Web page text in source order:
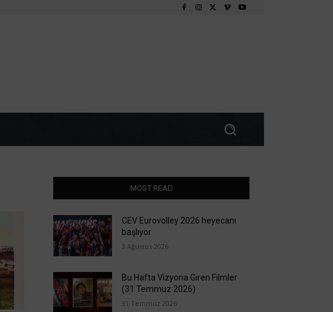
MOST READ
CEV Eurovolley 2026 heyecanı
başlıyor
3 Ağustos 2026
Bu Hafta Vizyona Giren Filmler
(31 Temmuz 2026)
31 Temmuz 2026